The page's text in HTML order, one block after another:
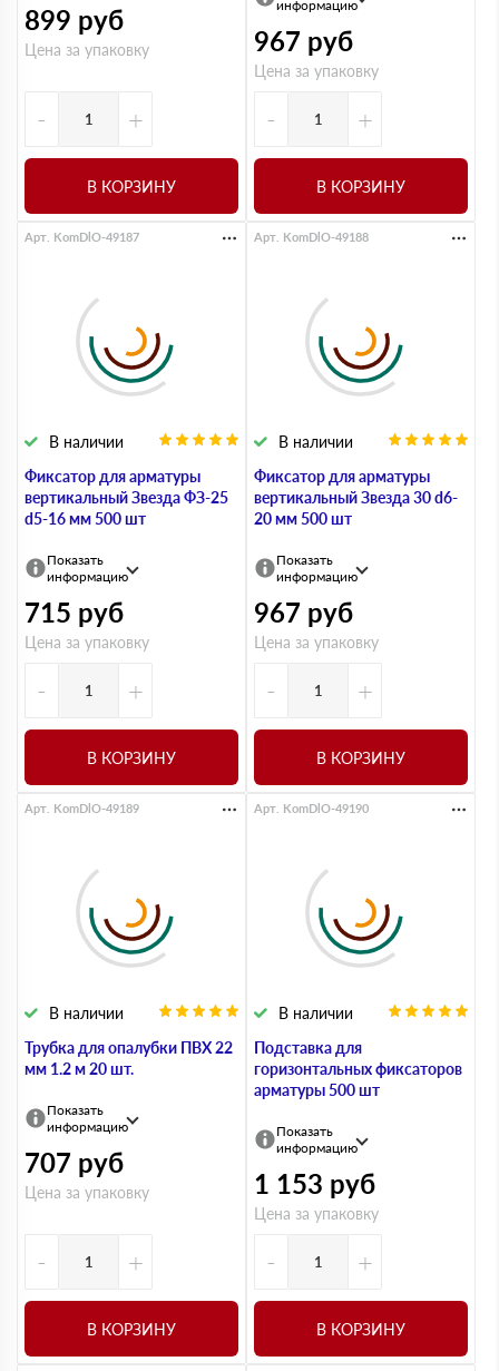
899 руб
Цена за упаковку
- +
В КОРЗИНУ
информацию
967 руб
Цена за упаковку
- +
В КОРЗИНУ
Фиксатор для арматуры
вертикальный Звезда ФЗ-25
d5-16 мм 500 шт
В наличии
Арт. KomDlO-49187
Показать
информацию
715 руб
Цена за упаковку
- +
В КОРЗИНУ
Фиксатор для арматуры
вертикальный Звезда 30 d6-
20 мм 500 шт
В наличии
Арт. KomDlO-49188
Показать
информацию
967 руб
Цена за упаковку
- +
В КОРЗИНУ
Трубка для опалубки ПВХ 22
мм 1.2 м 20 шт.
В наличии
Арт. KomDlO-49189
Показать
информацию
707 руб
Цена за упаковку
- +
В КОРЗИНУ
Подставка для
горизонтальных фиксаторов
арматуры 500 шт
В наличии
Арт. KomDlO-49190
Показать
информацию
1 153 руб
Цена за упаковку
- +
В КОРЗИНУ